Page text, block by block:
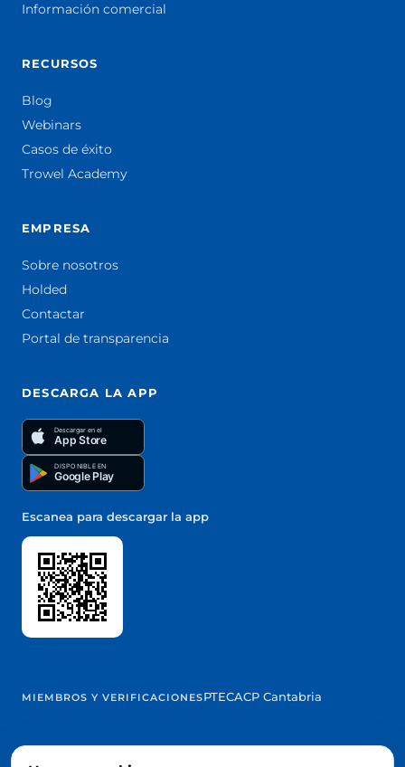
Información comercial
RECURSOS
Blog
Webinars
Casos de éxito
Trowel Academy
EMPRESA
Sobre nosotros
Holded
Contactar
Portal de transparencia
DESCARGA LA APP
Descargar en el
App Store
DISPONIBLE EN
Google Play
Escanea para descargar la app
MIEMBROS Y VERIFICACIONESPTECACP Cantabria